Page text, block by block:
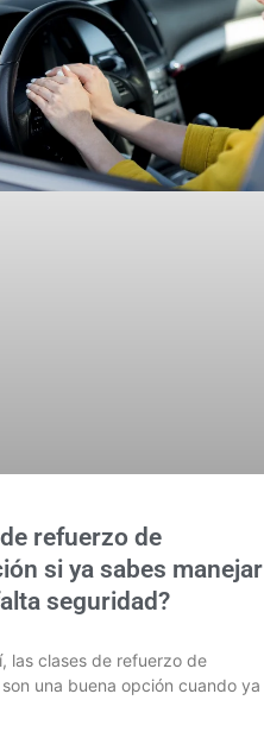
refuerzo de
si ya sabes manejar
seguridad?
las clases de refuerzo de
una buena opción cuando ya